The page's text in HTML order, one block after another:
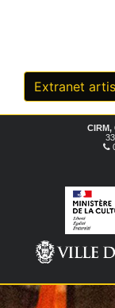
Extranet